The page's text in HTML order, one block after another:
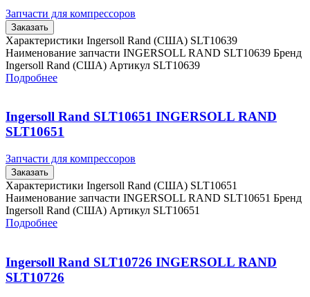
Запчасти для компрессоров
Заказать
Характеристики Ingersoll Rand (США) SLT10639
Наименование запчасти INGERSOLL RAND SLT10639 Бренд
Ingersoll Rand (США) Артикул SLT10639
Подробнее
Ingersoll Rand SLT10651 INGERSOLL RAND
SLT10651
Запчасти для компрессоров
Заказать
Характеристики Ingersoll Rand (США) SLT10651
Наименование запчасти INGERSOLL RAND SLT10651 Бренд
Ingersoll Rand (США) Артикул SLT10651
Подробнее
Ingersoll Rand SLT10726 INGERSOLL RAND
SLT10726